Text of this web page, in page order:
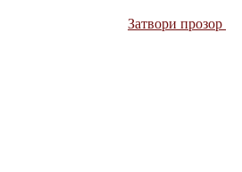
Затвори прозор